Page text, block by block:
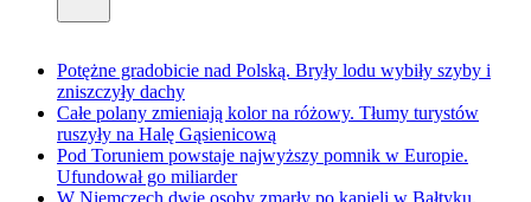
Potężne gradobicie nad Polską. Bryły lodu wybiły szyby i
zniszczyły dachy
Całe polany zmieniają kolor na różowy. Tłumy turystów
ruszyły na Halę Gąsienicową
Pod Toruniem powstaje najwyższy pomnik w Europie.
Ufundował go miliarder
W Niemczech dwie osoby zmarły po kąpieli w Bałtyku.